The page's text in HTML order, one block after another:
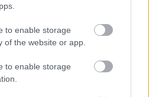
to enable storage
of the website or app.
to enable storage
στιγμή
στο δρόμο για το
της Καρυστιανού - Στον